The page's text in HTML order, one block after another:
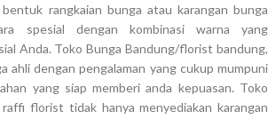
rangkaian bunga atau karangan bunga
spesial dengan kombinasi warna yang
Anda. Toko Bunga Bandung/florist bandung,
ahli dengan pengalaman yang cukup mumpuni
yang siap memberi anda kepuasan. Toko
florist tidak hanya menyediakan karangan